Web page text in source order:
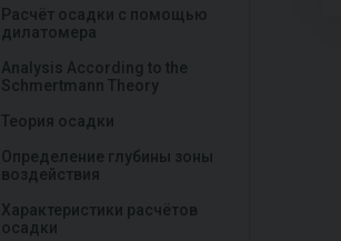
Расчёт осадки с помощью
дилатомера
Analysis According to the
Schmertmann Theory
Теория осадки
Определение глубины зоны
воздействия
Характеристики расчётов
осадки